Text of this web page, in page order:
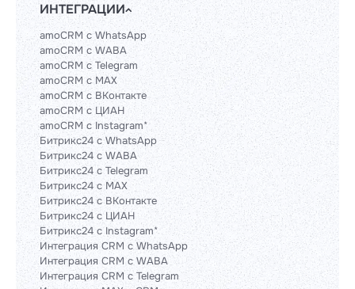
ИНТЕГРАЦИИ
amoCRM с WhatsApp
amoCRM с WABA
amoCRM с Telegram
amoCRM с MAX
amoCRM с ВКонтакте
amoCRM с ЦИАН
amoCRM с Instagram*
Битрикс24 с WhatsApp
Битрикс24 с WABA
Битрикс24 с Telegram
Битрикс24 с MAX
Битрикс24 с ВКонтакте
Битрикс24 с ЦИАН
Битрикс24 с Instagram*
Интеграция CRM с WhatsApp
Интеграция CRM с WABA
Интеграция CRM с Telegram